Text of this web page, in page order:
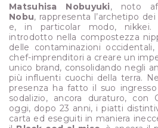
Matsuhisa Nobuyuki, noto
Nobu, rappresenta l’archetipo
e, in particolar modo,
introdotto nella compostezza
delle contaminazioni
chef-imprenditori a creare un
unico brand, consolidando negli
più influenti cuochi della terra.
presenza ha fatto il suo
sodalizio, ancora duraturo, con
oggi, dopo 23 anni, i piatti
carta ed eseguiti in maniera